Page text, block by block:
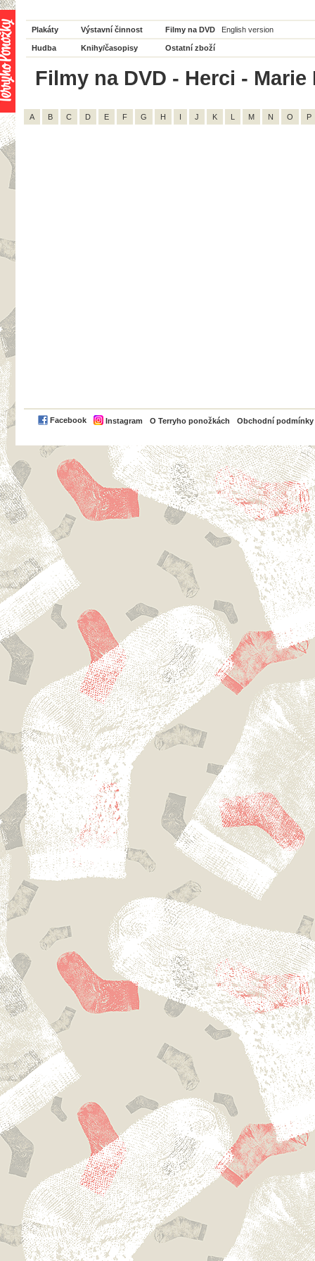
Plakáty Výstavní činnost Filmy na DVD English version
Hudba Knihy/časopisy Ostatní zboží
Filmy na DVD - Herci -
A B C D E F G H I J K L M N O P
Facebook Instagram O Terryho ponožkách Obchodní podmínky
PayPal